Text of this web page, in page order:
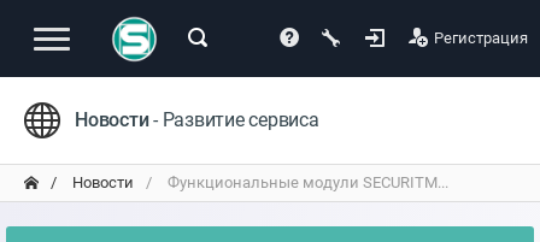
Регистрация
Новости- Развитие сервиса
Новости Функциональные модули SECURITM...